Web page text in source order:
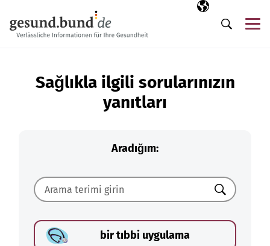
Seçili dil
TR
Arama
Sağlıkla ilgili sorularınızın
yanıtları
Aradığım:
Ara
bir tıbbi uygulama